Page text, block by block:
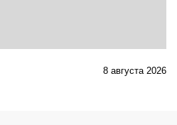
8 августа 2026